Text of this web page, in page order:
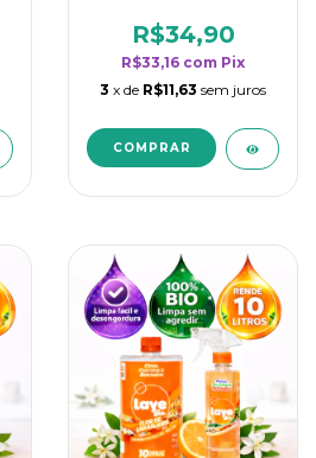
rendimento da
categoria - Flor de
Laranjeira
R$34,90
R$33,16 com Pix
3 x de R$11,63 sem juros